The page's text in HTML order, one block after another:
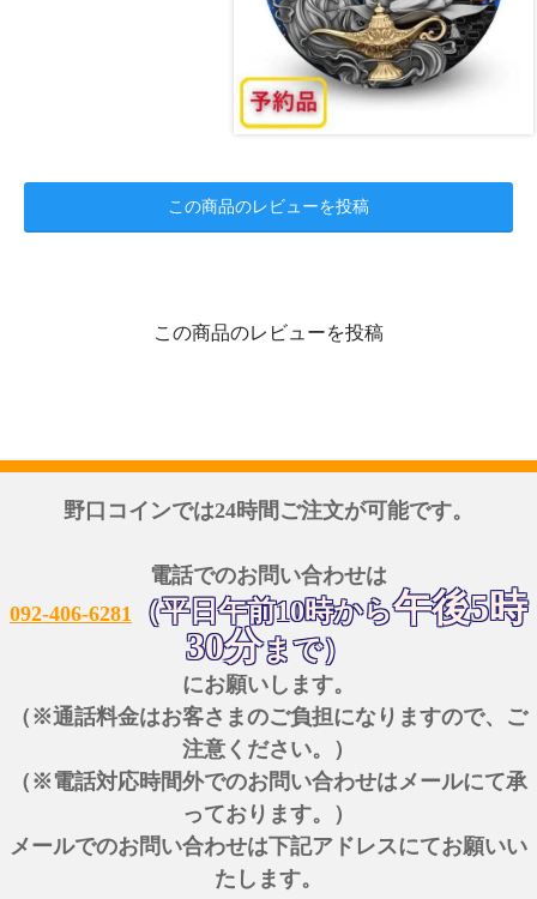
この商品のレビューを投稿
この商品のレビューを投稿
野口コインでは24時間ご注文が可能です。
電話でのお問い合わせは
092-406-6281
（平日午前10時から午後5時
30分まで）
にお願いします。
（※通話料金はお客さまのご負担になりますので、ご
注意ください。）
（※電話対応時間外でのお問い合わせはメールにて承
っております。）
メールでのお問い合わせは下記アドレスにてお願いい
たします。